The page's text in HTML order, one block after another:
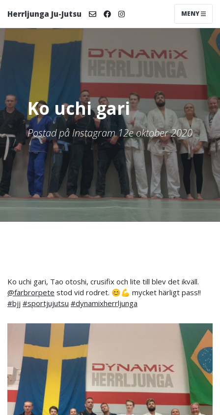
Herrljunga Ju-Jutsu MENY
Ko uchi gari
Postad på Instagram 12e oktober 2020
Ko uchi gari, Tao otoshi, crusifix och lite till blev det ikväll.
@farbrorpete stod vid rodret. 😊💪 mycket härligt pass!!
#bjj #sportjujutsu #dynamixherrljunga